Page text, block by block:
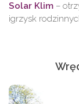
Solar Klim –
igrzysk